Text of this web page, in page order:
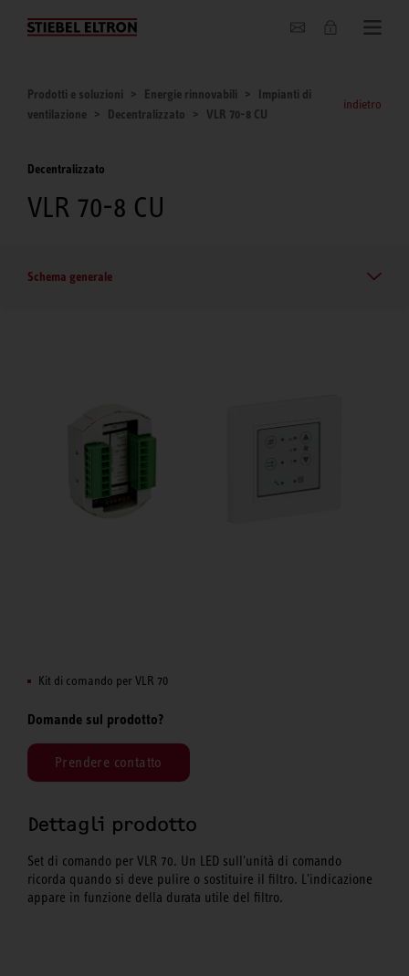
Chi siamo
Prodotti e soluzioni Energie rinnovabili
Impianti di
ventilazione
Decentralizzato VLR 70-8 CU
indietro
Decentralizzato
VLR 70-8 CU
Schema generale
Kit di comando per VLR 70
Domande sul prodotto?
Prendere contatto
Dettagli prodotto
Set di comando per VLR 70. Un LED sull'unità di comando
ricorda quando si deve pulire o sostituire il filtro. L'indicazione
appare in funzione della durata utile del filtro.